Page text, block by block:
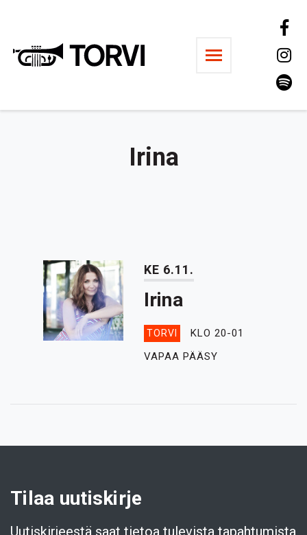
Ravintola Torvi
Irina
KE 6.11.
Irina
TORVI
KLO 20-01
VAPAA PÄÄSY
Tilaa uutiskirje
Uutiskirjeestä saat tietoa tulevista tapahtumista